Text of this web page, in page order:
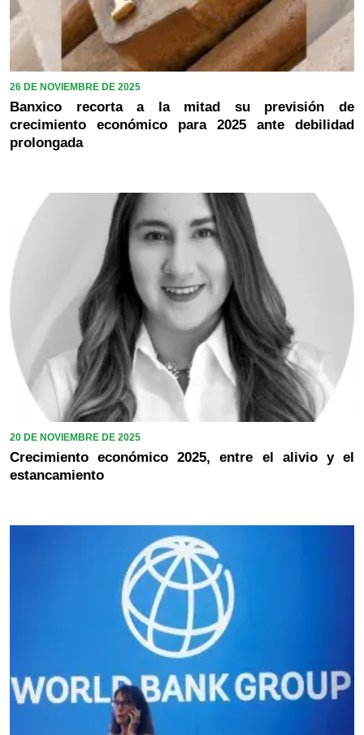
26 DE NOVIEMBRE DE 2025
Banxico recorta a la mitad su previsión de
crecimiento económico para 2025 ante debilidad
prolongada
20 DE NOVIEMBRE DE 2025
Crecimiento económico 2025, entre el alivio y el
estancamiento